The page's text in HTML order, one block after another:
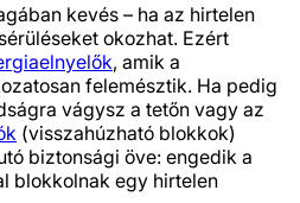
kevés – ha az hirtelen
okozhat. Ezért
, amik a
felemésztik. Ha pedig
vágysz a tetőn vagy az
(visszahúzható blokkok)
biztonsági öve: engedik a
blokkolnak egy hirtelen